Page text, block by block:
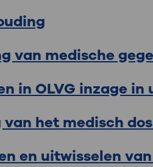
van medische
in OLVG inzage
het medisch
en uitwisselen